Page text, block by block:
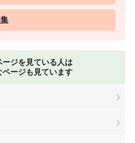
ージを見ている人は
ページも見ています